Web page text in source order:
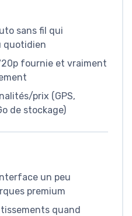
sans fil qui
quotidien
fournie et vraiment
prix (GPS,
de stockage)
un peu
premium
quand